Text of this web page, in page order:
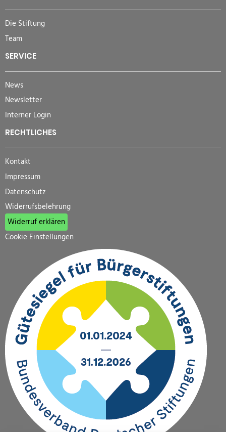
Die Stiftung
Team
SERVICE
News
Newsletter
Interner Login
RECHTLICHES
Kontakt
Impressum
Datenschutz
Widerrufsbelehrung
Widerruf erklären
Cookie Einstellungen